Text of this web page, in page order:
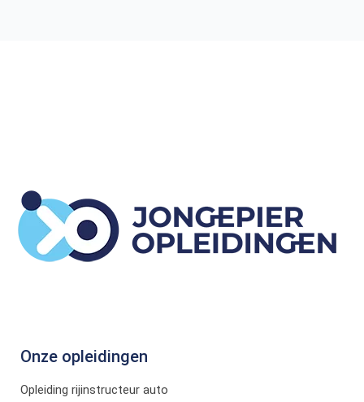
Onze opleidingen
Opleiding rijinstructeur auto